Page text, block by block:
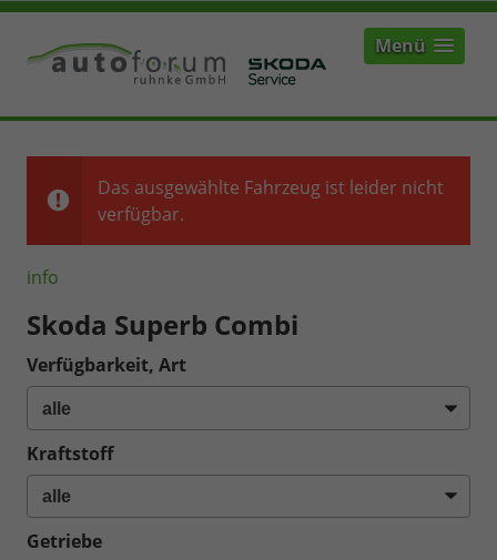
Menü
Das ausgewählte Fahrzeug ist leider nicht
verfügbar.
info
Skoda Superb Combi
Verfügbarkeit, Art
Kraftstoff
Getriebe